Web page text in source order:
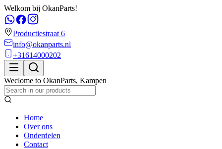
Welkom bij OkanParts!
Productiestraat 6
info@okanparts.nl
+31614000202
Weclome to OkanParts, Kampen
Home
Over ons
Onderdelen
Contact